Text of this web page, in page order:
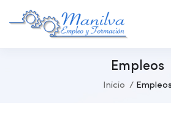
Empleos
Inicio Empleos